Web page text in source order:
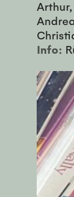
Info: